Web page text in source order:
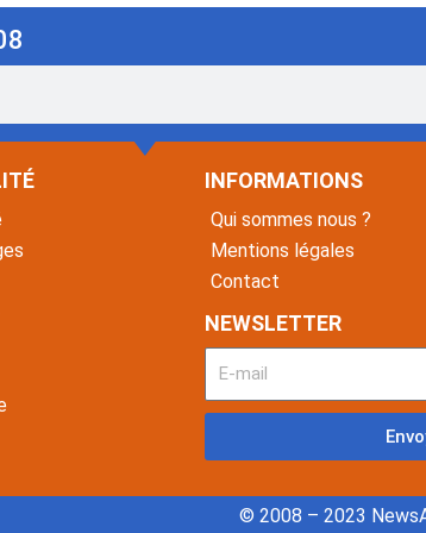
INFORMATIONS
Qui sommes nous ?
Mentions légales
Contact
NEWSLETTER
© 2008 – 2023